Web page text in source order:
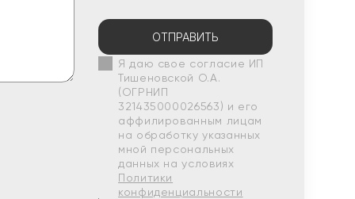
ОТПРАВИТЬ
Я даю свое согласие ИП
Тишеновской О.А.
(ОГРНИП
321435000026563) и его
аффилированным лицам
на обработку указанных
мной персональных
данных на условиях
Политики
конфиденциальности